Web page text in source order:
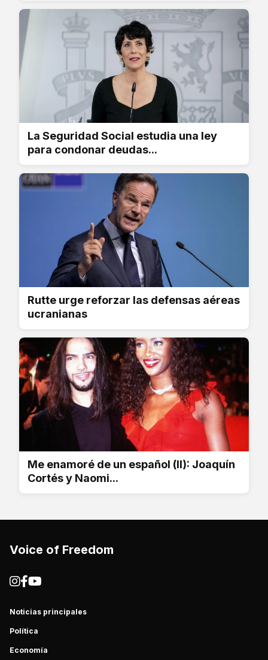
La Seguridad Social estudia una ley
para condonar deudas...
Rutte urge reforzar las defensas aéreas
ucranianas
Me enamoré de un español (II): Joaquín
Cortés y Naomi...
Voice of Freedom
Noticias principales
Política
Economía